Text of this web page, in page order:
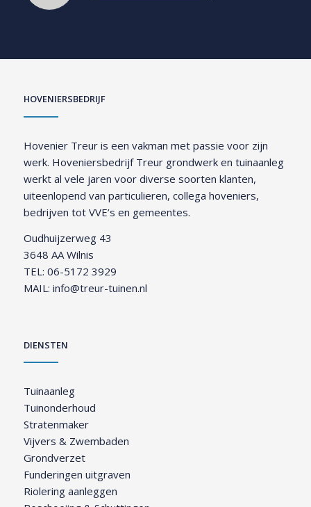
HOVENIERSBEDRIJF
Hovenier Treur is een vakman met passie voor zijn
werk. Hoveniersbedrijf Treur grondwerk en tuinaanleg
werkt al vele jaren voor diverse soorten klanten,
uiteenlopend van particulieren, collega hoveniers,
bedrijven tot VVE’s en gemeentes.
Oudhuijzerweg 43
3648 AA Wilnis
TEL: 06-5172 3929
MAIL: info@treur-tuinen.nl
DIENSTEN
Tuinaanleg
Tuinonderhoud
Stratenmaker
Vijvers & Zwembaden
Grondverzet
Funderingen uitgraven
Riolering aanleggen